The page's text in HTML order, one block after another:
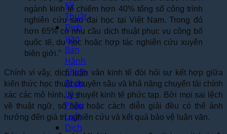
Kỹ
Thuật
Dịch
Văn
Bản
Hành
Chính
Pháp
Lý –
Pháp
Luật
Dịch
ngành kinh tế chiếm hơn 40% tổng số công trình
nghiên cứu sau đại học tại Việt Nam. Trong đó
hơn 65% có nhu cầu dịch thuật phục vụ công bố
quốc tế, du học hoặc hợp tác nghiên cứu xuyên
biên giới.”
Chính vì vậy, dịch luận văn kinh tế đòi hỏi sự kết hợp giữa
kiến thức học thuật chuyên sâu và khả năng chuyển tải chính
xác các mô hình, lý thuyết kinh tế phức tạp. Bởi mọi sai lệch
về thuật ngữ, số liệu hoặc cách diễn giải đều có thể ảnh
hưởng đến giá trị nghiên cứu và kết quả bảo vệ luận văn.